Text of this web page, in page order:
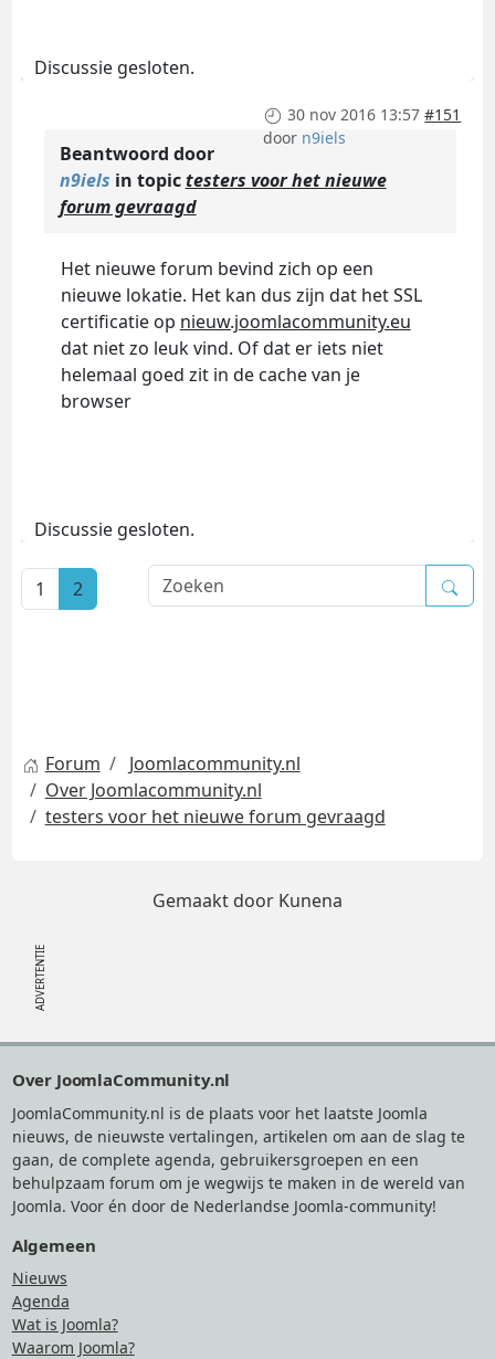
Discussie gesloten.
30 nov 2016 13:57 #151
door n9iels
Beantwoord door
n9iels in topictesters voor het nieuwe
forum gevraagd
Het nieuwe forum bevind zich op een
nieuwe lokatie. Het kan dus zijn dat het SSL
certificatie op nieuw.joomlacommunity.eu
dat niet zo leuk vind. Of dat er iets niet
helemaal goed zit in de cache van je
browser
Discussie gesloten.
1 2
Forum
Joomlacommunity.nl
Over Joomlacommunity.nl
testers voor het nieuwe forum gevraagd
Gemaakt door Kunena
Over JoomlaCommunity.nl
JoomlaCommunity.nl is de plaats voor het laatste Joomla
nieuws, de nieuwste vertalingen, artikelen om aan de slag te
gaan, de complete agenda, gebruikersgroepen en een
behulpzaam forum om je wegwijs te maken in de wereld van
Joomla. Voor én door de Nederlandse Joomla-community!
Algemeen
Nieuws
Agenda
Wat is Joomla?
Waarom Joomla?